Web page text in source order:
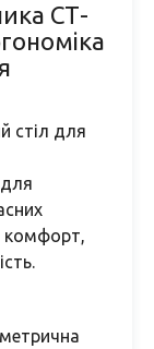
СТ-
стіл для
комфорт,